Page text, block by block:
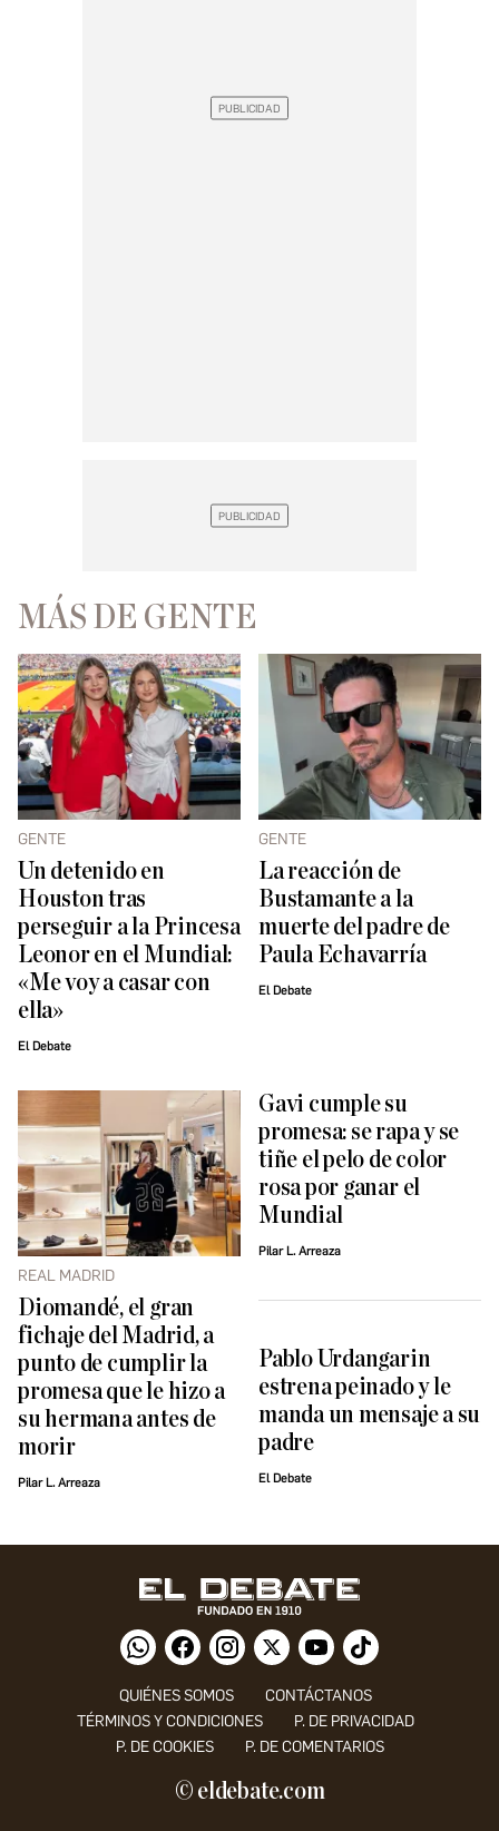
MÁS DE GENTE
GENTE
Un detenido en
Houston tras
perseguir a la Princesa
Leonor en el Mundial:
«Me voy a casar con
ella»
El Debate
GENTE
La reacción de
Bustamante a la
muerte del padre de
Paula Echavarría
El Debate
REAL MADRID
Diomandé, el gran
fichaje del Madrid, a
punto de cumplir la
promesa que le hizo a
su hermana antes de
morir
Pilar L. Arreaza
Gavi cumple su
promesa: se rapa y se
tiñe el pelo de color
rosa por ganar el
Mundial
Pilar L. Arreaza
Pablo Urdangarin
estrena peinado y le
manda un mensaje a su
padre
El Debate
QUIÉNES SOMOS
CONTÁCTANOS
TÉRMINOS Y CONDICIONES
P. DE PRIVACIDAD
P. DE COOKIES
P. DE COMENTARIOS
© eldebate.com